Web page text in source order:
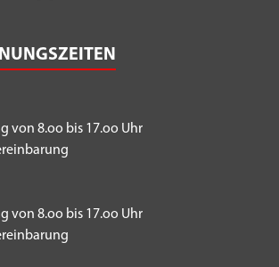
von 8.oo bis 17.oo Uhr
von 8.oo bis 17.oo Uhr